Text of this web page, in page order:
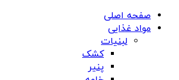
صفحه اصلی
مواد غذایی
لبنیات
کشک
پنیر